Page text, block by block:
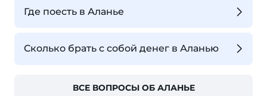
Где поесть в Аланье
Сколько брать с собой денег в Аланью
ВСЕ ВОПРОСЫ ОБ АЛАНЬЕ